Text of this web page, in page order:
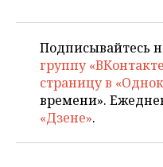
Подписывайтесь
группу
страницу в
времени».
«Дзене».